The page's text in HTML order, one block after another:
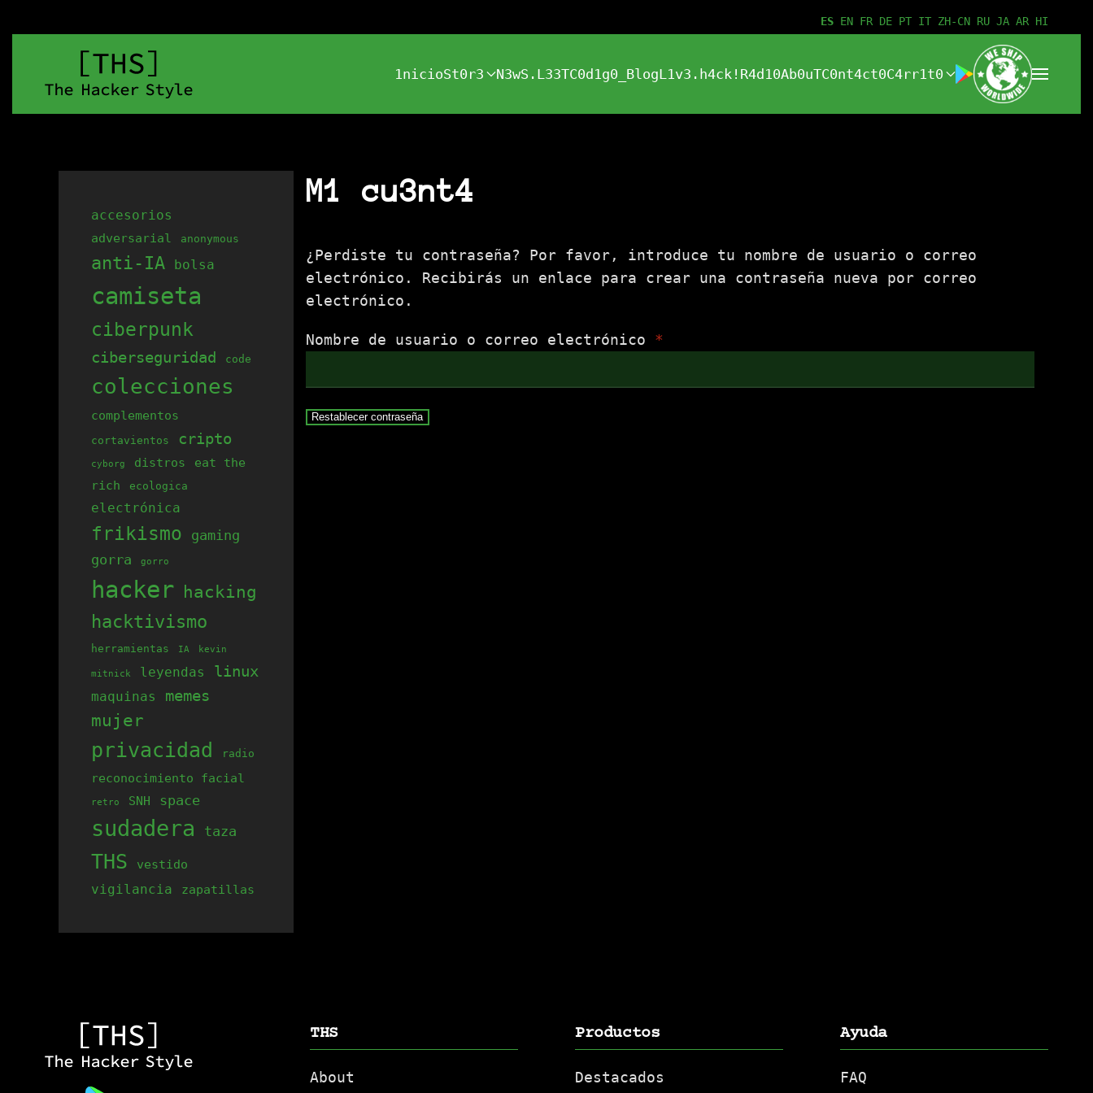
ES EN FR DE PT IT ZH-CN RU JA AR HI
1nicioSt0r3 N3wS.L33TC0d1g0_BlogL1v3.h4ck! R4d10Ab0uTC0nt4ct0C4rr1t0
M1 cu3nt4
¿Perdiste tu contraseña? Por favor, introduce tu nombre de usuario o correo
electrónico. Recibirás un enlace para crear una contraseña nueva por correo
electrónico.
Nombre de usuario o correo electrónico *
Restablecer contraseña
accesorios
adversarial anonymous
anti-IA bolsa
camiseta
ciberpunk
ciberseguridad code
colecciones
complementos
cortavientos cripto
cyborg distros
eat the
rich
ecologica
electrónica
frikismo
gaming
gorra
gorro
hacker hacking
hacktivismo
herramientas IA kevin
mitnick leyendas linux
maquinas memes
mujer
privacidad radio
reconocimiento facial
retro SNH space
sudadera taza
THS vestido
vigilancia zapatillas
THS
About
Productos
Destacados
Ayuda
FAQ